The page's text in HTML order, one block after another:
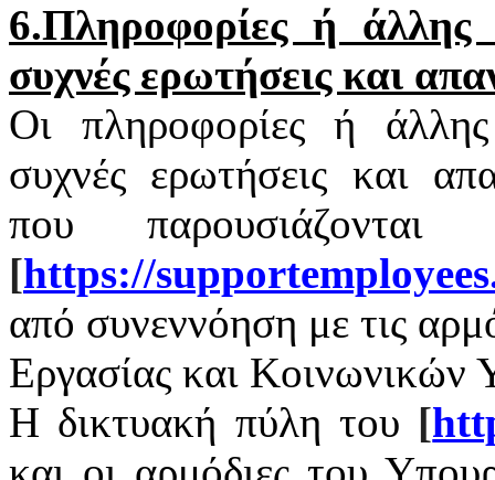
6.Πληροφορίες ή άλλης
συχνές ερωτήσεις και
Οι πληροφορίες ή άλλης
συχνές ερωτήσεις και
που
[https://supportemployees
από συνεννόηση με τις
Εργασίας και Κοινωνικών
Η δικτυακή πύλη του [